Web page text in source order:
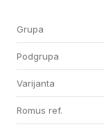
Grupa
Podgrupa
Varijanta
Romus ref.